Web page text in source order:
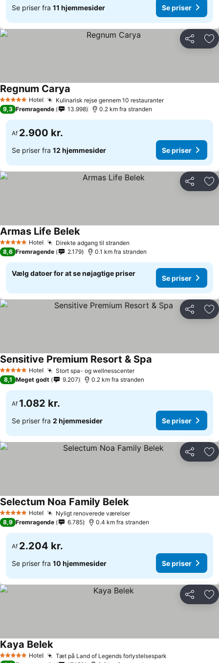
Se priser fra 11 hjemmesider Se priser
Del
5 Stjerner Hotel Kulinarisk rejse gennem 10 restauranter
Regnum Carya
9,3 Fremragende 13.998 0.2 km fra stranden
Af 2.900 kr.
Se priser fra 12 hjemmesider Se priser
Del
5 Stjerner Hotel Direkte adgang til stranden
Armas Life Belek
8,6 Fremragende 2.179 0.1 km fra stranden
Vælg datoer for at se nøjagtige priser
Se priser
Del
5 Stjerner Hotel Stort spa- og wellnesscenter
Sensitive Premium Resort & Spa
8,1 Meget godt 9.207 0.2 km fra stranden
Af 1.082 kr.
Se priser fra 2 hjemmesider Se priser
Del
5 Stjerner Hotel Nyligt renoverede værelser
Selectum Noa Family Belek
8,9 Fremragende 6.785 0.4 km fra stranden
Af 2.204 kr.
Se priser fra 10 hjemmesider Se priser
Del
5 Stjerner Hotel Tæt på Land of Legends forlystelsespark
Kaya Belek